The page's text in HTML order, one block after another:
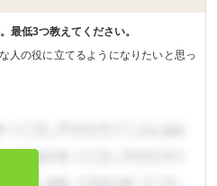
最低3つ教えてください。
人の役に立てるようになりたいと思っ